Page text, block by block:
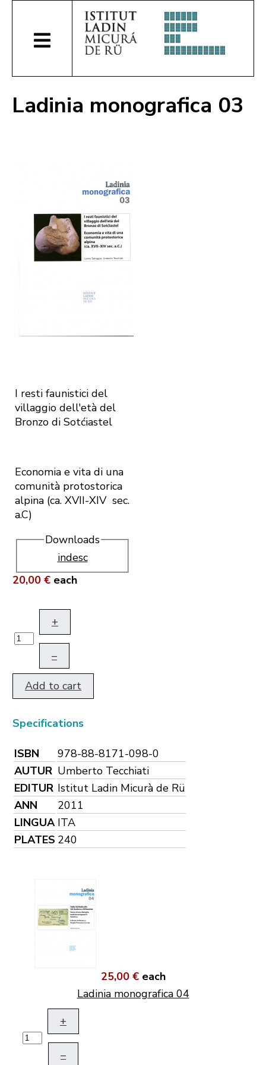
Ladinia monografica 03
I resti faunistici del
villaggio dell'età del
Bronzo di Sotćiastel
Economia e vita di una
comunità protostorica
alpina (ca. XVII-XIV sec.
a.C)
Downloads
indesc
20,00 € each
+
–
Add to cart
Specifications
ISBN
978-88-8171-098-0
AUTUR Umberto Tecchiati
EDITUR Istitut Ladin Micurà de Rü
ANN
2011
LINGUA ITA
PLATES 240
25,00 € each
Ladinia monografica 04
+
–